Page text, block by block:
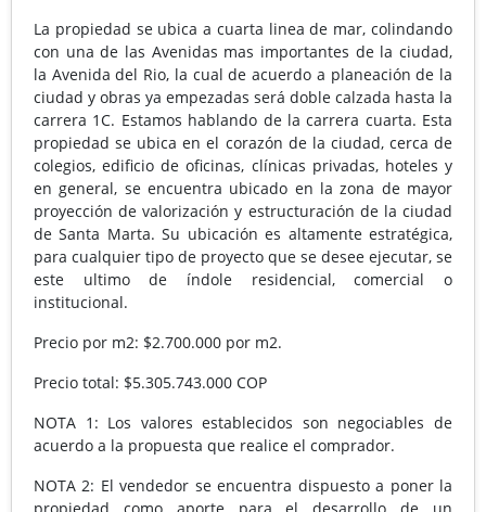
La propiedad se ubica a cuarta linea de mar, colindando
con una de las Avenidas mas importantes de la ciudad,
la Avenida del Rio, la cual de acuerdo a planeación de la
ciudad y obras ya empezadas será doble calzada hasta la
carrera 1C. Estamos hablando de la carrera cuarta. Esta
propiedad se ubica en el corazón de la ciudad, cerca de
colegios, edificio de oficinas, clínicas privadas, hoteles y
en general, se encuentra ubicado en la zona de mayor
proyección de valorización y estructuración de la ciudad
de Santa Marta. Su ubicación es altamente estratégica,
para cualquier tipo de proyecto que se desee ejecutar, se
este ultimo de índole residencial, comercial o
institucional.
Precio por m2: $2.700.000 por m2.
Precio total: $5.305.743.000 COP
NOTA 1: Los valores establecidos son negociables de
acuerdo a la propuesta que realice el comprador.
NOTA 2: El vendedor se encuentra dispuesto a poner la